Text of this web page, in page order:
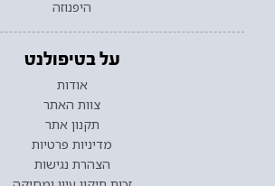
היפנוזה
על בטיפולנט
אודות
צוות האתר
תקנון אתר
מדיניות פרטיות
הצהרת נגישות